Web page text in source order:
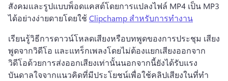
สังคมและรูปแบบพ็อดแคสต์โดยการแปลงไฟล์ MP4 เป็น MP3
ได้อย่างง่ายดายโดยใช้ Clipchamp สําหรับการทํางาน
เรียนรู้วิธีการดาวน์โหลดเสียงหรือบทพูดของการประชุม เสียง
พูดจากวิดีโอ และแทร็กเพลงโดยไม่ต้องแยกเสียงออกจาก
วิดีโอด้วยการส่งออกเสียงเท่านั้นนอกจากนี้ยังได้รับแรง
บันดาลใจจากแนวคิดที่มีประโยชน์เพื่อใช้คลิปเสียงในที่ทํา